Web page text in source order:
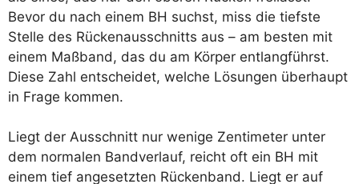
Bevor du nach einem BH suchst, miss die tiefste
Stelle des Rückenausschnitts aus – am besten mit
einem Maßband, das du am Körper entlangführst.
Diese Zahl entscheidet, welche Lösungen überhaupt
in Frage kommen.
Liegt der Ausschnitt nur wenige Zentimeter unter
dem normalen Bandverlauf, reicht oft ein BH mit
einem tief angesetzten Rückenband. Liegt er auf